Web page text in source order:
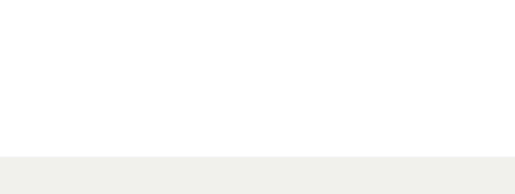
geliefert. Die Anbringung des